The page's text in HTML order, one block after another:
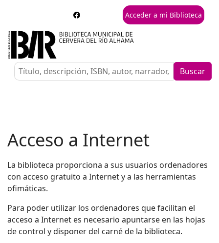
Acceder a mi Biblioteca
Buscar
Acceso a Internet
La biblioteca proporciona a sus usuarios ordenadores
con acceso gratuito a Internet y a las herramientas
ofimáticas.
Para poder utilizar los ordenadores que facilitan el
acceso a Internet es necesario apuntarse en las hojas
de control y disponer del carné de la biblioteca.